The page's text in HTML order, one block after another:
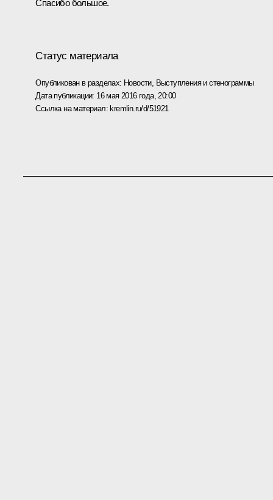
Спасибо большое.
Статус материала
Опубликован в разделах: Новости, Выступления и стенограммы
Дата публикации: 16 мая 2016 года, 20:00
Ссылка на материал: kremlin.ru/d/51921